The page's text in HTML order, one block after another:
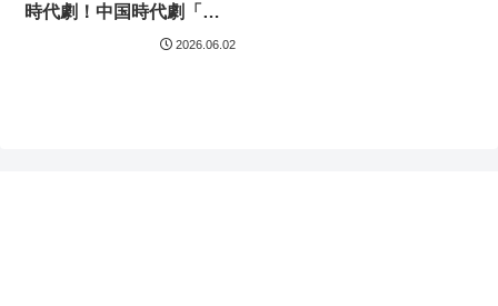
時代劇！中国時代劇「夜
明けの恋歌～大理事ロマ
2026.06.02